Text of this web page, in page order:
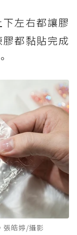
左右都讓膠
都黏貼完成
張皓婷/攝影